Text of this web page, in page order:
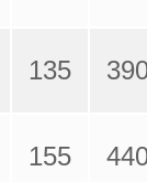
135
155